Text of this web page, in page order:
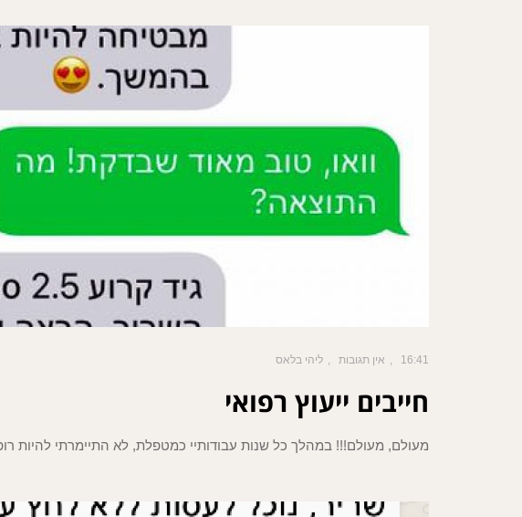
16:41 אין תגובות ליהי בלאס
חייבים ייעוץ רפואי
מעולם, מעולם!!! במהלך כל שנות עבודותיי כמטפלת, לא התיימרתי להיות